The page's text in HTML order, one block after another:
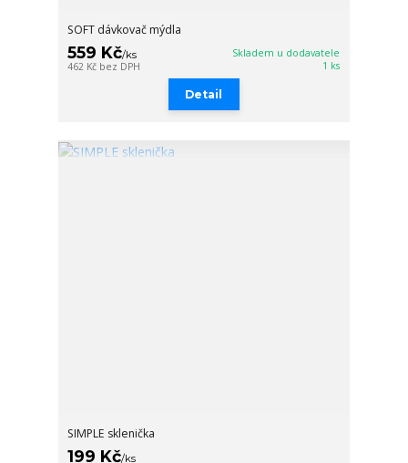
SOFT dávkovač mýdla
559 Kč/ks
462 Kč bez DPH
Skladem u dodavatele
1 ks
Detail
SIMPLE sklenička
199 Kč/ks